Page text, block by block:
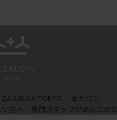
ZA SALON TOKYO
坐サロン
方へ 専門スタッフがあなたの